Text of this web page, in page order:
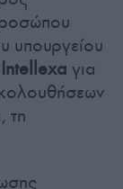
υπουργείου
Intellexa για
τη